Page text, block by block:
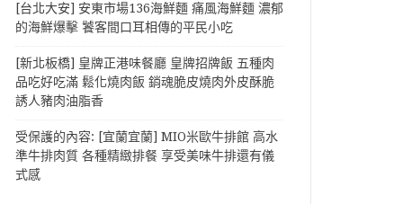
[台北大安] 安東市場136海鮮麵 痛風海鮮麵 濃郁
的海鮮爆擊 饕客間口耳相傳的平民小吃
[新北板橋] 皇牌正港味餐廳 皇牌招牌飯 五種肉
品吃好吃滿 鬆化燒肉飯 銷魂脆皮燒肉外皮酥脆
誘人豬肉油脂香
受保護的內容: [宜蘭宜蘭] MIO米歐牛排館 高水
準牛排肉質 各種精緻排餐 享受美味牛排還有儀
式感